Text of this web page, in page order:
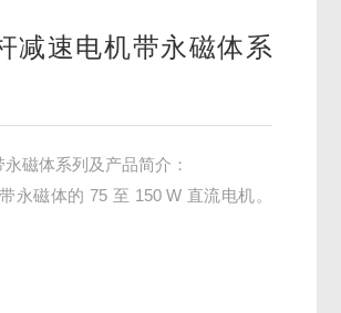
减速电机带永磁体系
磁体系列及产品简介：
永磁体的 75 至 150 W 直流电机。